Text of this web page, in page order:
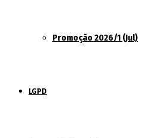
Promoção 2026/1 (Jul)
LGPD